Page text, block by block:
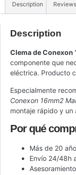
Description
Description
Clema de Conexon
componente que
eléctrica. Producto
Especialmente
Conexon 16mm2
montaje rápido y un
Por qué
Más de 20
Envío 24/48h